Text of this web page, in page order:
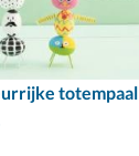
totempaal